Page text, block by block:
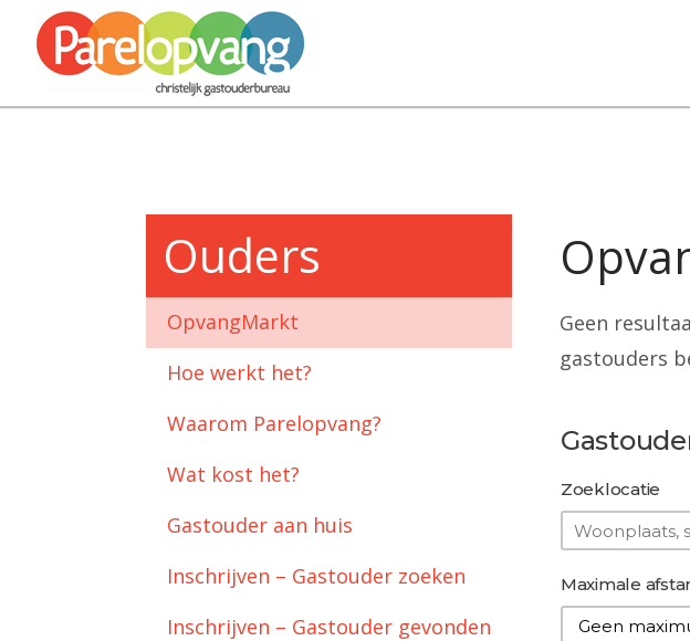
Ouders
OpvangMarkt
Hoe werkt het?
Waarom Parelopvang?
Wat kost het?
Gastouder aan huis
Inschrijven – Gastouder zoeken
Inschrijven – Gastouder gevonden
Geen
gastouders